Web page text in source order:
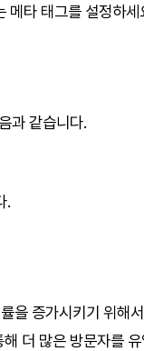
메타 태그를 설정하세
과 같습니다.
.
을 증가시키기 위해
더 많은 방문자를